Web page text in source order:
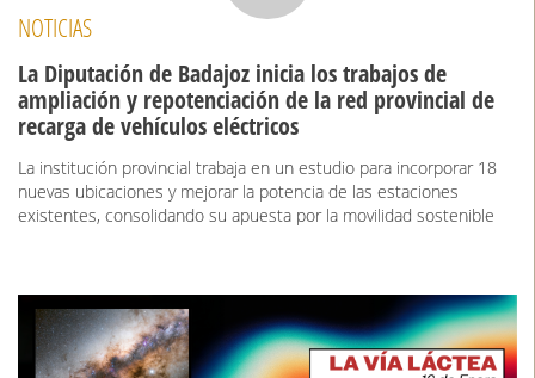
NOTICIAS
La Diputación de Badajoz inicia los trabajos de
ampliación y repotenciación de la red provincial de
recarga de vehículos eléctricos
La institución provincial trabaja en un estudio para incorporar 18
nuevas ubicaciones y mejorar la potencia de las estaciones
existentes, consolidando su apuesta por la movilidad sostenible